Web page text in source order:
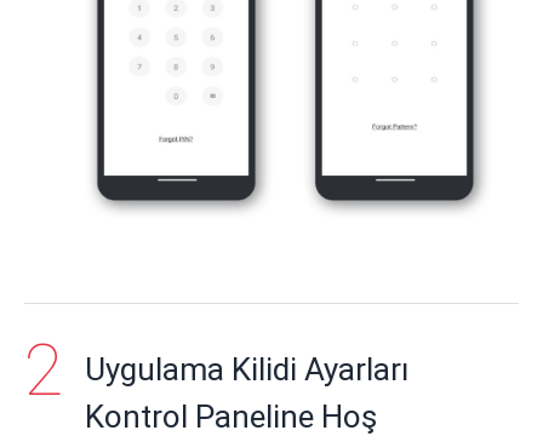
Uygulama Kilidi Ayarları
Kontrol Paneline Hoş